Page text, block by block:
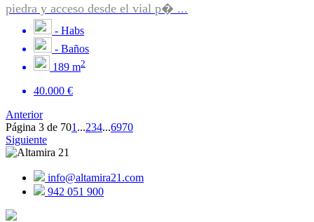
piedra y acceso desde el vial p� ...
- Habs
- Baños
189 m2
40.000 €
Anterior
Página 3 de 701 ...234...6970
Siguiente
info@altamira21.com
942 051 900